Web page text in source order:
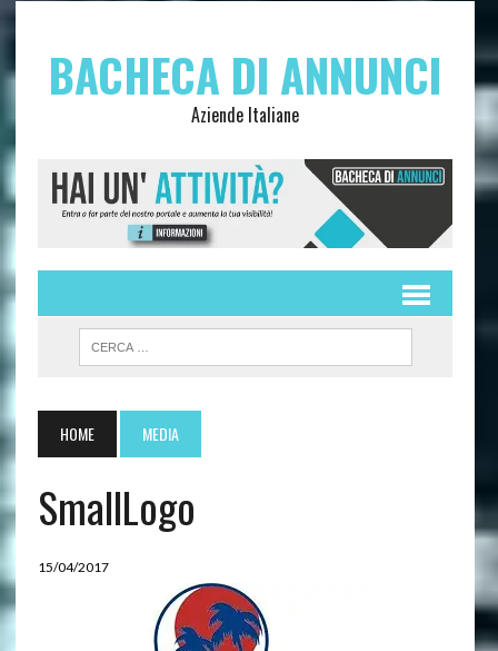
BACHECA DI ANNUNCI
Aziende Italiane
HOME MEDIA
SmallLogo
15/04/2017